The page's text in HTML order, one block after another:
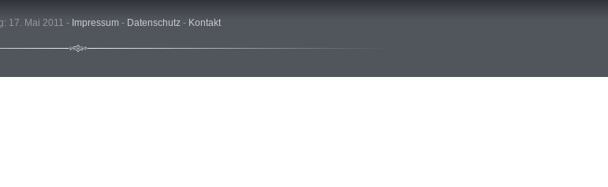
17. Mai 2011 - Impressum - Datenschutz - Kontakt